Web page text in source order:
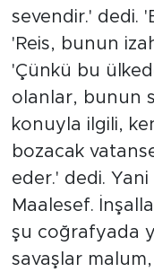
sevendir.' dedi.
'Reis, bunun
'Çünkü bu
olanlar, bunun
konuyla ilgili,
bozacak
eder.' dedi.
Maalesef.
şu coğrafyada
savaşlar